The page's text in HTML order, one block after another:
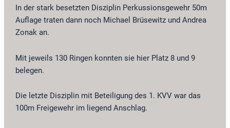
In der stark besetzten Disziplin Perkussionsgewehr 50m
Auflage traten dann noch Michael Brüsewitz und Andrea
Zonak an.
Mit jeweils 130 Ringen konnten sie hier Platz 8 und 9
belegen.
Die letzte Disziplin mit Beteiligung des 1. KVV war das
100m Freigewehr im liegend Anschlag.